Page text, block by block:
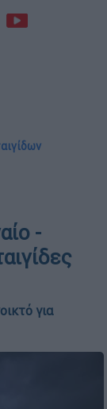
-
για